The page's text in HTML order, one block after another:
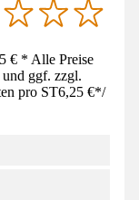
€ * Alle Preise
ggf. zzgl.
pro ST6,25 €*/